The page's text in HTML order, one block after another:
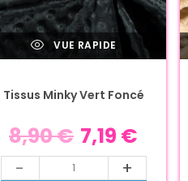
VUE RAPIDE
Tissus Minky Vert Foncé
8,90€ 7,19 €
- +